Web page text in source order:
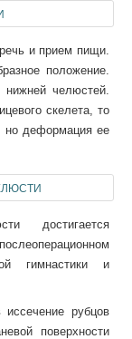
и прием пищи.
положение.
нижней челюстей.
скелета, то
но деформация ее
достигается
гимнастики и
иссечение рубцов
поверхности